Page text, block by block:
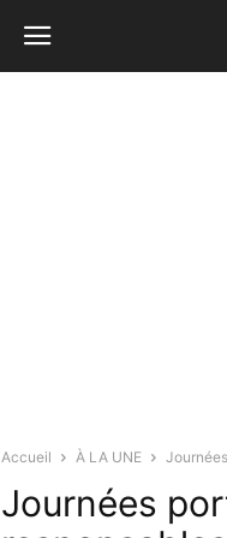
Accueil À LA UNE
Journées